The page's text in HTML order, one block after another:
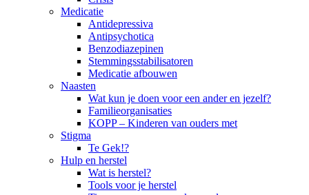
Medicatie
Antidepressiva
Antipsychotica
Benzodiazepinen
Stemmingsstabilisatoren
Medicatie afbouwen
Naasten
Wat kun je doen voor een ander en jezelf?
Familieorganisaties
KOPP – Kinderen van ouders met
Stigma
Te Gek!?
Hulp en herstel
Wat is herstel?
Tools voor je herstel